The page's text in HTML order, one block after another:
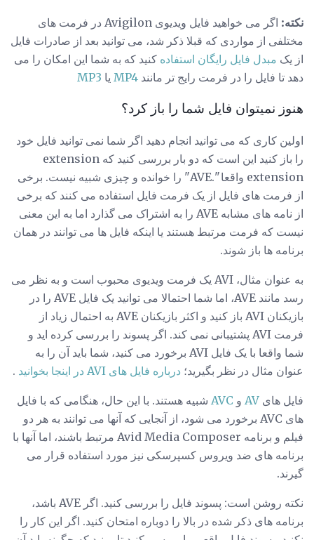
نکته:
اگر می خواهید فایل ویدیوی Avigilon در فرمت های
مختلفی از مواردی که قبلا ذکر شد، می توانید بعد از صادرات فایل
از یک مبدل فایل رایگان استفاده کنید که به شما این امکان را می
دهد تا فایل را در فرمت رایج تر مانند MP4 یا MP3
هنوز نمیتوان فایل شما را باز کرد؟
اولین کاری که می توانید انجام دهید اگر شما نمی توانید فایل خود
را باز کنید این است که دو بار بررسی کنید که extension
extension واقعا ".AVE" را خوانده و چیزی شبیه نیست. برخی
از فرمت های فایل از یک فرمت فایل استفاده می کنند که برخی
از نامه های مشابه AVE را به اشتراک می گذارد اما به این معنی
نیست که فرمت مرتبط هستند یا اینکه فایل ها می توانند در همان
برنامه ها باز شوند.
به عنوان مثال، AVI یک فرمت ویدیوی محبوب است و به نظر می
رسد مانند AVE، اما شما احتمالا می توانید یک فایل AVE را در
بازیکنان AVI باز کنید و اکثر بازیکنان AVE به احتمال زیاد از
فرمت AVI پشتیبانی نمی کند. اگر پسوند را بررسی کرده اید و
شما واقعا با یک فایل AVI برخورد می کنید، شما باید آن را به
عنوان مثال در نظر بگیرید؛ درباره فایل های AVI در اینجا بخوانید .
فایل های AV و AVC شبیه هستند. با این حال، هنگامی که با فایل
های AVC برخورد می شود، از آنجایی که آنها می توانند به هر دو
فیلم و برنامه Avid Media Composer مرتبط باشند، اما آنها با
برنامه های ضد ویروس کسپرسکی نیز مورد استفاده قرار می
گیرند.
نکته روشن است: پسوند فایل را بررسی کنید. اگر AVE باشد،
برنامه های ذکر شده در بالا را دوباره امتحان کنید. اگر این کار را